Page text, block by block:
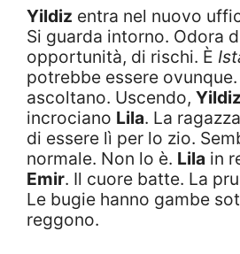
Yildiz entra nel nuovo
Si guarda intorno. Odora
opportunità, di rischi. È
potrebbe essere
ascoltano. Uscendo, Yildiz
incrociano Lila. La
di essere lì per lo zio.
normale. Non lo è. Lila in
Emir. Il cuore batte. La
Le bugie hanno gambe
reggono.